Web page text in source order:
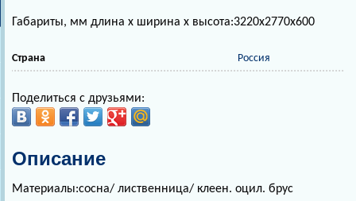
Габариты, мм длина х ширина х высота:3220x2770x600
Страна Россия
Поделиться с друзьями:
Описание
Материалы:сосна/ лиственница/ клеен. оцил. брус